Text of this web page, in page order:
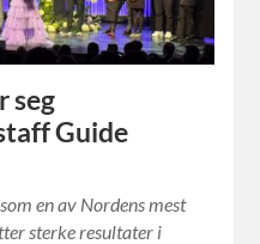
seg
Guide
en av Nordens mest
sterke resultater i